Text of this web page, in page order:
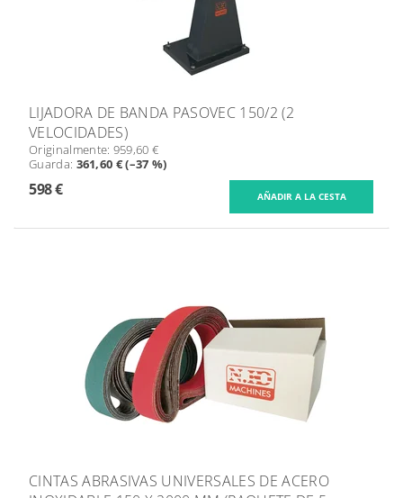
LIJADORA DE BANDA PASOVEC 150/2 (2
VELOCIDADES)
Originalmente: 959,60 €
Guarda: 361,60 € (–37 %)
598 €
CINTAS ABRASIVAS UNIVERSALES DE ACERO